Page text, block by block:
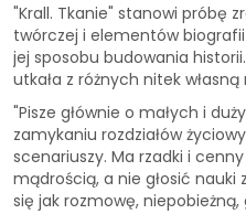
"Krall. Tkanie" stanowi próbę
twórczej i elementów
jej sposobu budowania
utkała z różnych nitek
"Pisze głównie o małych i
zamykaniu rozdziałów
scenariuszy. Ma rzadki i
mądrością, a nie głosić nauki
się jak rozmowę,